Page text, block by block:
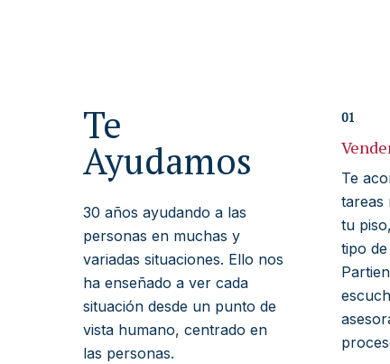
Te
Ayudamos
30 años ayudando a las
personas en muchas y
variadas situaciones. Ello nos
ha enseñado a ver cada
situación desde un punto de
vista humano, centrado en
las personas.
01
Te
tareas
tu
tipo